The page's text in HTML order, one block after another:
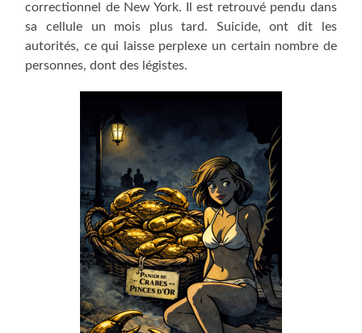
correctionnel de New York. Il est retrouvé pendu dans
sa cellule un mois plus tard. Suicide, ont dit les
autorités, ce qui laisse perplexe un certain nombre de
personnes, dont des légistes.